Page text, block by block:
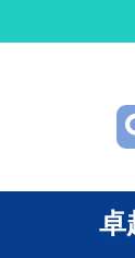
卓